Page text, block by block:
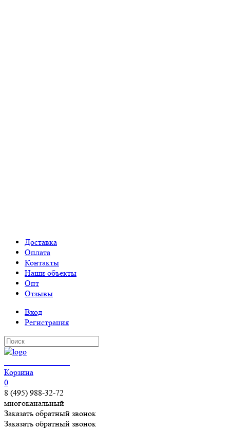
Доставка
Оплата
Контакты
Наши объекты
Опт
Отзывы
Вход
Регистрация
Корзина
0
8 (495) 988-32-72
многоканальный
Заказать обратный звонок
Заказать обратный звонок